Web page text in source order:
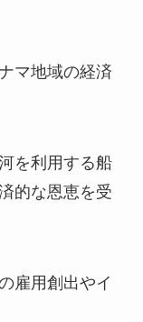
マ地域の経済
を利用する船
的な恩恵を受
雇用創出やイ